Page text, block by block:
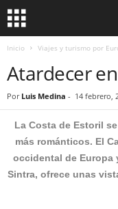
Inicio Viajes y turismo por
Atardecer
Por Luis Medina - 14 febrero,
La Costa de Estoril
más románticos. El
occidental de Europa
Sintra, ofrece unas